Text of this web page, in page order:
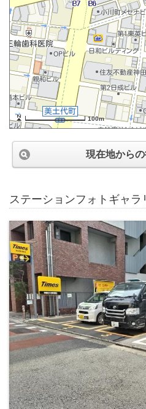
100m
現在地から
ステーションフォトギャラ